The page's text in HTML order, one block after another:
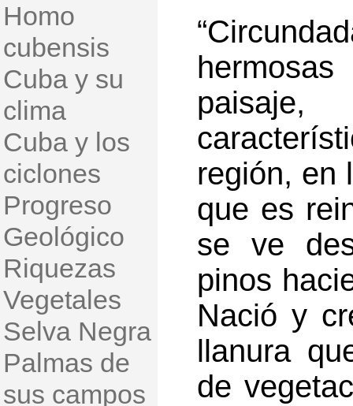
Homo
cubensis
Cuba y su
clima
Cuba y los
ciclones
Progreso
Geológico
Riquezas
Vegetales
Selva Negra
Palmas de
sus campos
región, en
que es
se ve
pinos
Nació y
llanura
de